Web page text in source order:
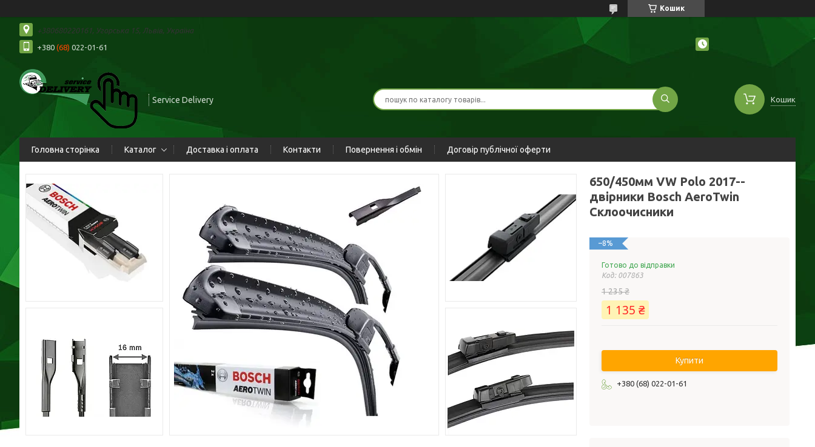
Кошик
+380680220161, Угорська 15, Львів, Україна
+380 (68) 022-01-61
Service Delivery Кошик
Головна сторінка Каталог Доставка і оплата Контакти Повернення і обмін Договір публічної оферти
650/450мм VW Polo 2017--
двірники Bosch AeroTwin
Склоочисники
–8%
Готово до відправки
Код: 007863
1 235 ₴
1 135 ₴
Купити
+380 (68) 022-01-61